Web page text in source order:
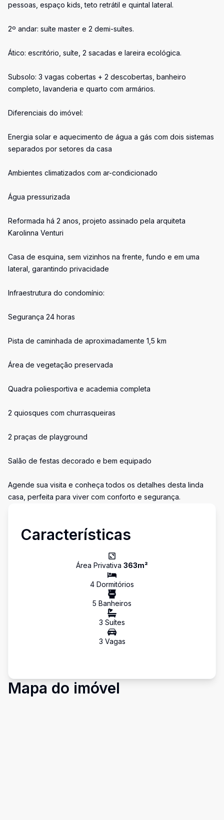
pessoas, espaço kids, teto retrátil e quintal lateral.
2º andar: suíte master e 2 demi-suítes.
Ático: escritório, suíte, 2 sacadas e lareira ecológica.
Subsolo: 3 vagas cobertas + 2 descobertas, banheiro
completo, lavanderia e quarto com armários.
Diferenciais do imóvel:
Energia solar e aquecimento de água a gás com dois sistemas
separados por setores da casa
Ambientes climatizados com ar-condicionado
Água pressurizada
Reformada há 2 anos, projeto assinado pela arquiteta
Karolinna Venturi
Casa de esquina, sem vizinhos na frente, fundo e em uma
lateral, garantindo privacidade
Infraestrutura do condomínio:
Segurança 24 horas
Pista de caminhada de aproximadamente 1,5 km
Área de vegetação preservada
Quadra poliesportiva e academia completa
2 quiosques com churrasqueiras
2 praças de playground
Salão de festas decorado e bem equipado
Agende sua visita e conheça todos os detalhes desta linda
casa, perfeita para viver com conforto e segurança.
Características
Área Privativa 363m²
4 Dormitórios
5 Banheiros
3 Suítes
3 Vagas
Mapa do imóvel